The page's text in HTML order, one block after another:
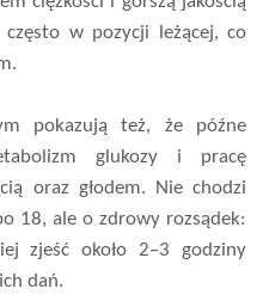
w pozycji leżącej, co
pokazują też, że późne
glukozy i pracę
oraz głodem. Nie chodzi
18, ale o zdrowy rozsądek:
zjeść około 2–3 godziny
dań.